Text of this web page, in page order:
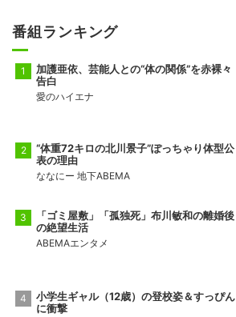
番組ランキング
加護亜依、芸能人との“体の関係”を赤裸々
告白
愛のハイエナ
“体重72キロの北川景子”ぽっちゃり体型公
表の理由
ななにー 地下ABEMA
「ゴミ屋敷」「孤独死」布川敏和の離婚後
の絶望生活
ABEMAエンタメ
小学生ギャル（12歳）の登校姿＆すっぴん
に衝撃